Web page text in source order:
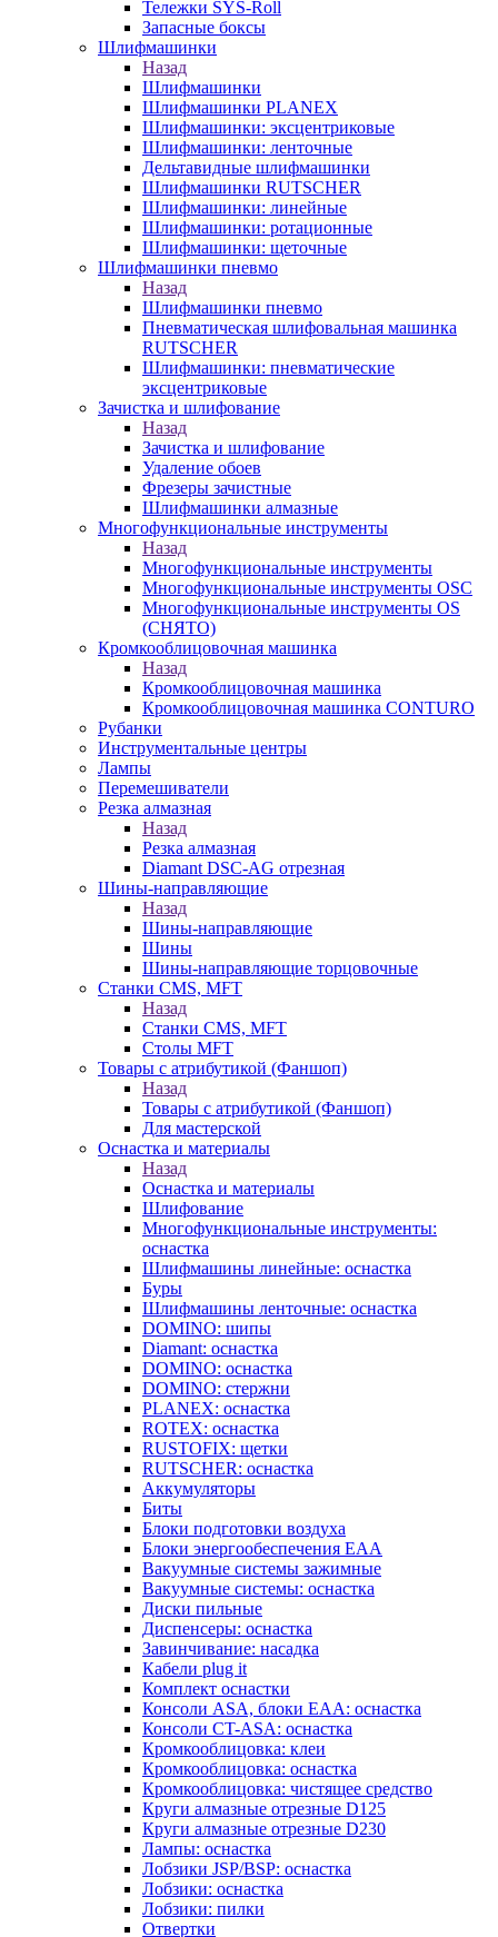
Тележки SYS-Roll
Запасные боксы
Шлифмашинки
Назад
Шлифмашинки
Шлифмашинки PLANEX
Шлифмашинки: эксцентриковые
Шлифмашинки: ленточные
Дельтавидные шлифмашинки
Шлифмашинки RUTSCHER
Шлифмашинки: линейные
Шлифмашинки: ротационные
Шлифмашинки: щеточные
Шлифмашинки пневмо
Назад
Шлифмашинки пневмо
Пневматическая шлифовальная машинка
RUTSCHER
Шлифмашинки: пневматические
эксцентриковые
Зачистка и шлифование
Назад
Зачистка и шлифование
Удаление обоев
Фрезеры зачистные
Шлифмашинки алмазные
Многофункциональные инструменты
Назад
Многофункциональные инструменты
Многофункциональные инструменты OSC
Многофункциональные инструменты OS
(СНЯТО)
Кромкооблицовочная машинка
Назад
Кромкооблицовочная машинка
Кромкооблицовочная машинка CONTURO
Рубанки
Инструментальные центры
Лампы
Перемешиватели
Резка алмазная
Назад
Резка алмазная
Diamant DSC-AG отрезная
Шины-направляющие
Назад
Шины-направляющие
Шины
Шины-направляющие торцовочные
Станки CMS, MFT
Назад
Станки CMS, MFT
Столы MFT
Товары с атрибутикой (Фаншоп)
Назад
Товары с атрибутикой (Фаншоп)
Для мастерской
Оснастка и материалы
Назад
Оснастка и материалы
Шлифование
Многофункциональные инструменты:
оснастка
Шлифмашины линейные: оснастка
Буры
Шлифмашины ленточные: оснастка
DOMINO: шипы
Diamant: оснастка
DOMINO: оснастка
DOMINO: стержни
PLANEX: оснастка
ROTEX: оснастка
RUSTOFIX: щетки
RUTSCHER: оснастка
Аккумуляторы
Биты
Блоки подготовки воздуха
Блоки энергообеспечения EAA
Вакуумные системы зажимные
Вакуумные системы: оснастка
Диски пильные
Диспенсеры: оснастка
Завинчивание: насадка
Кабели plug it
Комплект оснастки
Консоли ASA, блоки EAA: оснастка
Консоли CT-ASA: оснастка
Кромкооблицовка: клеи
Кромкооблицовка: оснастка
Кромкооблицовка: чистящее средство
Круги алмазные отрезные D125
Круги алмазные отрезные D230
Лампы: оснастка
Лобзики JSP/BSP: оснастка
Лобзики: оснастка
Лобзики: пилки
Отвертки